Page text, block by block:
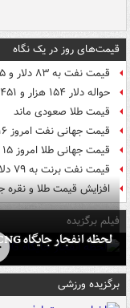
قیمت‌های روز در یک نگاه
قیمت نفت به ۸۳ دلار و ۵۵ سنت در هر بشکه رسید
حواله دلار ۱۵۴ هزار و ۴۵۱ تومان شد
قیمت طلا صعودی ماند
قیمت جهانی نفت امروز ۱۶ مرداد
قیمت جهانی طلا امروز ۱۵ مرداد
قیمت نفت برنت به ۷۹ دلار رسید
افزایش قیمت طلا و نقره
فیلم برگزیده
لحظه انفجار جایگاه CNG "صحنه" در دوربین مداربسته
برگزیده ورزشی